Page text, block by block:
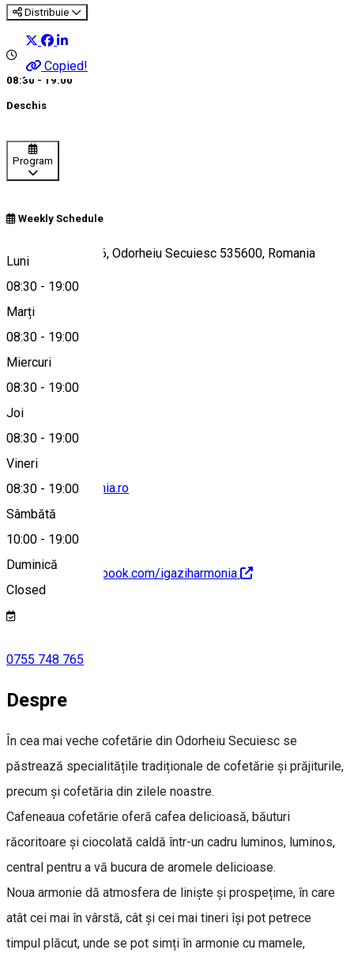
Distribuie
Copied!
08:30 - 19:00
Deschis
Program
Weekly Schedule
Luni
08:30 - 19:00
Marți
08:30 - 19:00
Miercuri
08:30 - 19:00
Joi
08:30 - 19:00
Vineri
08:30 - 19:00
Sâmbătă
10:00 - 19:00
Duminică
Closed
Piața Városháza 6, Odorheiu Secuiesc 535600, Romania
Hartă
info@igaziharmonia.ro
https://www.facebook.com/igaziharmonia
0755 748 765
Despre
În cea mai veche cofetărie din Odorheiu Secuiesc se
păstrează specialitățile tradiționale de cofetărie și prăjiturile,
precum și cofetăria din zilele noastre.
Cafeneaua cofetărie oferă cafea delicioasă, băuturi
răcoritoare și ciocolată caldă într-un cadru luminos, luminos,
central pentru a vă bucura de aromele delicioase.
Noua armonie dă atmosfera de liniște și prospețime, în care
atât cei mai în vârstă, cât și cei mai tineri își pot petrece
timpul plăcut, unde se pot simți în armonie cu mamele,